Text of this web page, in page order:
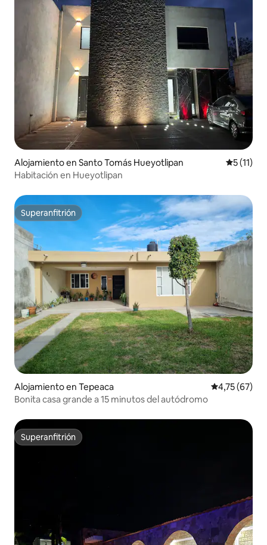
Alojamiento en Santo Tomás Hueyotlipan
5 (11)
Habitación en Hueyotlipan
Superanfitrión
Superanfitrión
Alojamiento en Tepeaca Calificación
4,75 (67)
Bonita casa grande a 15 minutos del autódromo
Superanfitrión
Superanfitrión